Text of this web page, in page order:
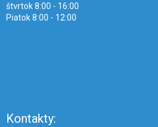
štvrtok 8:00 - 16:00
Piatok 8:00 - 12:00
Kontakty: